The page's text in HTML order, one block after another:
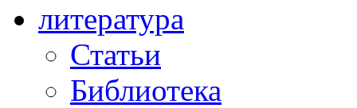
литература
Статьи
Библиотека